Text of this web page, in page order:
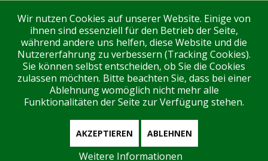
Impressum Datenschutz Über uns Kontakt
Tags Unterstützen Sie uns! Login
Aktuell sind 193 Gäste und keine Mitglieder online
Wir nutzen Cookies auf unserer Website. Einige von
ihnen sind essenziell für den Betrieb der Seite,
während andere uns helfen, diese Website und die
Nutzererfahrung zu verbessern (Tracking Cookies).
Sie können selbst entscheiden, ob Sie die Cookies
zulassen möchten. Bitte beachten Sie, dass bei einer
Ablehnung womöglich nicht mehr alle
Funktionalitäten der Seite zur Verfügung stehen.
AKZEPTIEREN ABLEHNEN
Weitere Informationen